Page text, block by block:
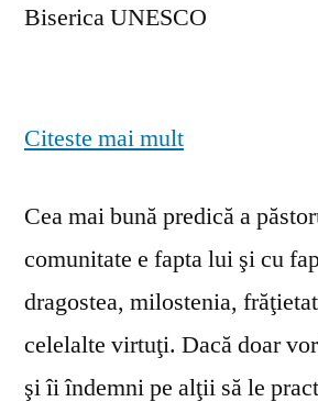
Biserica UNESCO
Citeste mai mult
Cea mai bună predică a
comunitate e fapta lui şi cu
dragostea, milostenia,
celelalte virtuţi. Dacă doar
şi îi îndemni pe alţii să le